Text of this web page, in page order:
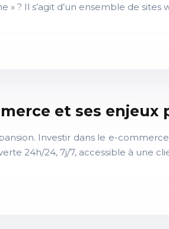
» ? Il s’agit d’un ensemble de sites
et ses enjeux
Investir dans le e-
24h/24, 7j/7, accessible à une